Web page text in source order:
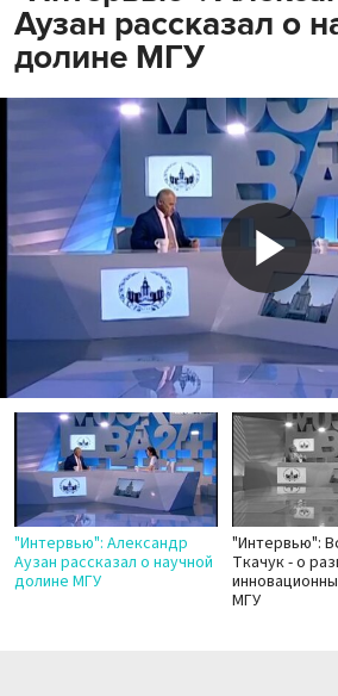
Аузан рассказал о
долине МГУ
"Интервью": Александр
Аузан рассказал о научной
долине МГУ
"Интервью":
Ткачук - о
МГУ